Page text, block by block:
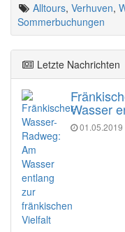
Alltours, Verhuven,
Sommerbuchungen
Letzte Nachrichten
Wasser
01.05.2019